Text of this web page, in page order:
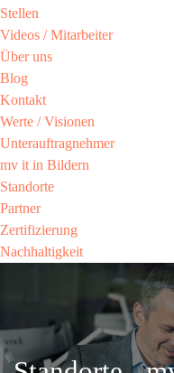
Stellen
Videos / Mitarbeiter​
Über uns
Blog
Kontakt
Werte / Visionen ​
Unterauftragnehmer
mv it in Bildern​
Standorte
Partner​
Zertifizierung​
Nachhaltigkeit​